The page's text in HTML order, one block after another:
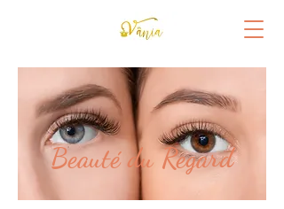
Beauté du Regard